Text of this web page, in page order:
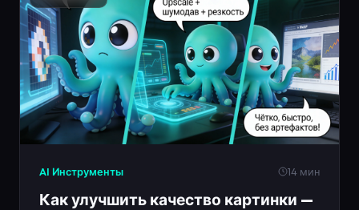
AI Инструменты 14 мин
Как улучшить качество картинки —